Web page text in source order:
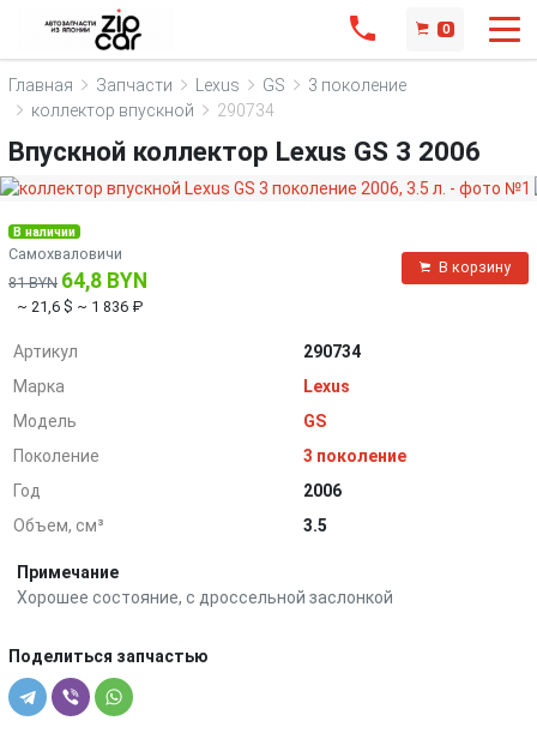
0
Главная Запчасти Lexus GS
3 поколение
коллектор впускной
290734
Впускной коллектор Lexus GS 3 2006
В наличии
Самохваловичи
81 BYN 64,8 BYN
~ 21,6 $ ~ 1 836 ₽
В корзину
Артикул
290734
Марка
Lexus
Модель
GS
Поколение
3 поколение
Год
2006
Объем, см³
3.5
Примечание
Хорошее состояние, с дроссельной заслонкой
Поделиться запчастью